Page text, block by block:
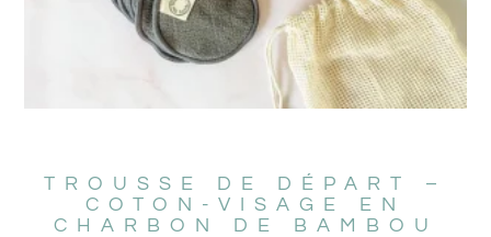
TROUSSE DE DÉPART –
COTON-VISAGE EN
CHARBON DE BAMBOU